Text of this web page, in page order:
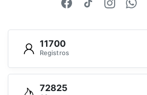
11700
Registros
72825